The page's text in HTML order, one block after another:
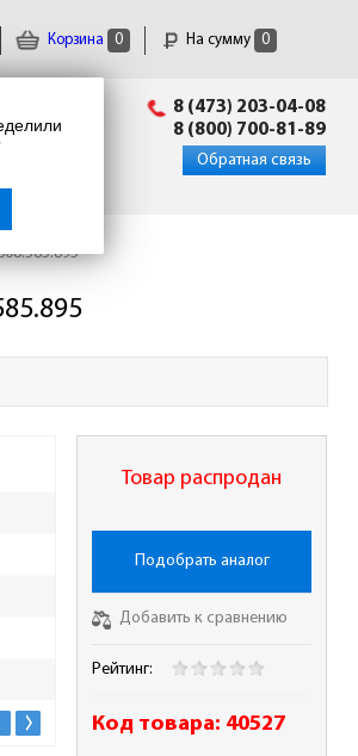
Корзина 0 На сумму 0
8 (473) 203-04-08
8 (800) 700-81-89
Обратная связь
Общая длина, мм
Рабочая длина. мм
Высота упаковки, мм
Товар распродан
Подобрать аналог
Добавить к сравнению
Рейтинг:
Код товара: 40527